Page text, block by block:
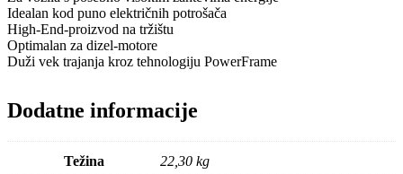
Idealan kod puno električnih potrošača
High-End-proizvod na tržištu
Optimalan za dizel-motore
Duži vek trajanja kroz tehnologiju PowerFrame
Dodatne informacije
Težina 22,30 kg